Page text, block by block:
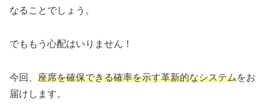
なることでしょう。
でももう心配はいりません！
今回、 座席を確保できる確率を示す革新的なシステムをお
届けします。